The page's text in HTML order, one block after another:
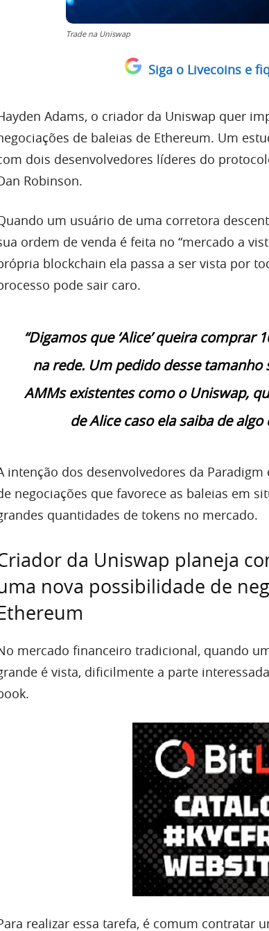
Trade na Uniswap
Siga o Livecoins e
Adams, o criador da Uniswap quer
de baleias de Ethereum. Um
dois desenvolvedores líderes do
Robinson.
um usuário de uma corretora
ordem de venda é feita no “mercado a
blockchain ela passa a ser vista por
pode sair caro.
“Digamos que ‘Alice’ queira comprar
na rede. Um pedido desse tamanho
AMMs existentes como o Uniswap,
de Alice caso ela saiba de
intenção dos desenvolvedores da
negociações que favorece as baleias em
quantidades de tokens no mercado.
da Uniswap planeja
nova possibilidade de
mercado financeiro tradicional, quando
é vista, dificilmente a parte
realizar essa tarefa, é comum contratar